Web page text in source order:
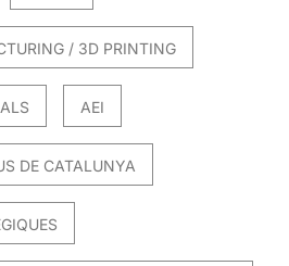
/ 3D PRINTING
AEI
DE CATALUNYA